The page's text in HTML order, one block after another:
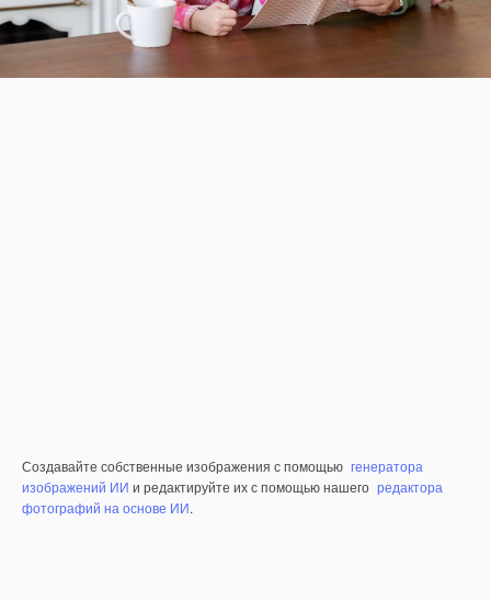
Создавайте собственные изображения с помощью генератора
изображений ИИ и редактируйте их с помощью нашего редактора
фотографий на основе ИИ.